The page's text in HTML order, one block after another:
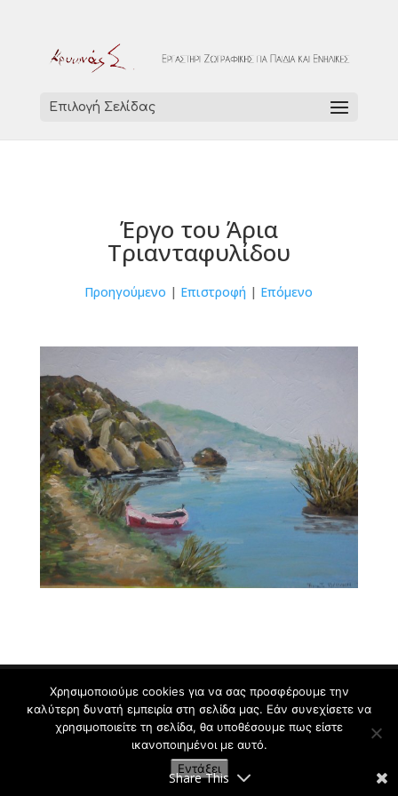
Επιλογή Σελίδας
Έργο του Άρια
Τριανταφυλίδου
Προηγούμενο | Επιστροφή | Επόμενο
Εργαστήρι Ζωγραφικής για Παιδιά και Ενήλικες
Κρυωνάς Σ. | 2009-2021
Share This
Χρησιμοποιούμε cookies για να σας προσφέρουμε την
καλύτερη δυνατή εμπειρία στη σελίδα μας. Εάν συνεχίσετε να
χρησιμοποιείτε τη σελίδα, θα υποθέσουμε πως είστε
ικανοποιημένοι με αυτό.
Εντάξει